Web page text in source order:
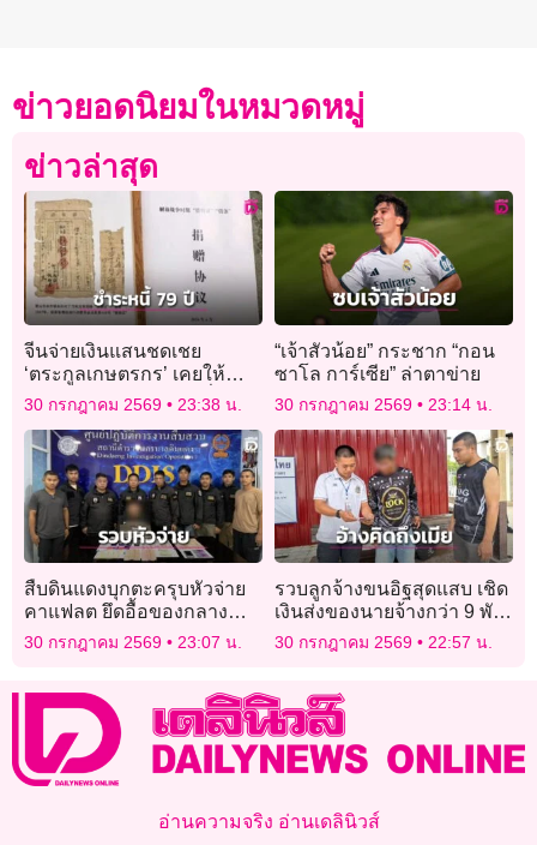
ข่าวยอดนิยมในหมวดหมู่
ข่าวล่าสุด
จีนจ่ายเงินแสนชดเชย
‘ตระกูลเกษตรกร’ เคยให้
กองทัพ ‘ยืมข้าวสาร’ เมื่อ 79
30 กรกฎาคม 2569 23:38 น.
“เจ้าสัวน้อย” กระชาก “กอน
ซาโล การ์เซีย” ล่าตาข่าย
30 กรกฎาคม 2569 23:14 น.
สืบดินแดงบุกตะครุบหัวจ่าย
คาแฟลต ยึดอื้อของกลาง
ยาบ้า-เงินสด
30 กรกฎาคม 2569 23:07 น.
รวบลูกจ้างขนอิฐสุดแสบ เชิด
เงินส่งของนายจ้างกว่า 9 พัน
บาท อ้างคิดถึงเมีย
30 กรกฎาคม 2569 22:57 น.
อ่านความจริง อ่านเดลินิวส์